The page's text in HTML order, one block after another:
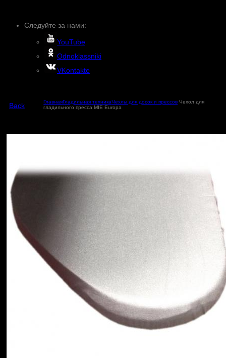
Следуйте за нами:
YouTube
Odnoklassniki
VKontakte
Back ГлавнаяГладильная техникаЧехлы для досок и прессов Чехол для
гладильного пресса MIE Europa